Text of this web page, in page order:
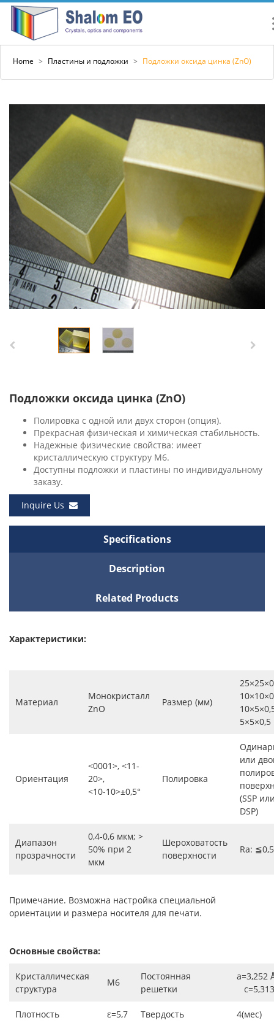
Home > Пластины и подложки > Подложки оксида цинка (ZnO)
Подложки оксида цинка (ZnO)
Полировка с одной или двух сторон (опция).
Прекрасная физическая и химическая стабильность.
Надежные физические свойства: имеет
кристаллическую структуру M6.
Доступны подложки и пластины по индивидуальному
заказу.
Inquire Us
Specifications
Description
Related Products
Характеристики:
Материал
Монокристалл
ZnO
Размер (мм)
5×5×0,5
Ориентация
<0001>, <11-
20>,
<10-10>±0,5°
Полировка
или
(SSP
DSP)
Диапазон
прозрачности
0,4-0,6 мкм; >
50% при 2
мкм
Шероховатость
поверхности
Ra:
Примечание. Возможна настройка специальной
ориентации и размера носителя для печати.
Основные свойства:
Кристаллическая
структура
M6
Постоянная
решетки
a=3,252
Плотность ε=5,7 Твердость 4(мес)